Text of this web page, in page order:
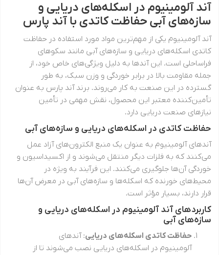
آند آلومینیوم در اسکله‌های دریایی و
سازه‌های آبی حفاظت کاتدی با آند پارس
آند آلومینیوم یکی از مهم‌ترین مواد مورد استفاده در حفاظت
کاتدی اسکله‌های دریایی و سازه‌های آبی مانند سکوهای
فراساحلی است. این آندها به دلیل ویژگی‌های خاص خود، از
جمله مقاومت بالا در برابر خوردگی و وزن سبک، به طور
گسترده در این صنعت به کار می‌روند. برند آند پارس به عنوان
تأمین‌کننده معتبر این محصول، نقش مهمی در تأمین
نیازهای صنعت دریایی دارد.
حفاظت کاتدی در اسکله‌های دریایی و سازه‌های آبی
آندهای آلومینیوم به عنوان یک منبع الکترون‌های آزاد عمل
می‌کنند که به فلزات دیگر منتقل می‌شوند و از اکسیداسیون و
خوردگی آن‌ها جلوگیری می‌کنند. این فرآیند به ویژه در
محیط‌های خورنده که اسکله‌ها و سازه‌های آبی در معرض آن‌ها
قرار دارند، بسیار مؤثر است.
کاربردهای آند آلومینیوم در اسکله‌های دریایی و
سازه‌های آبی
حفاظت کاتدی اسکله‌های دریایی: آندهای
آلومینیوم در اسکله‌های دریایی نصب می‌شوند تا از